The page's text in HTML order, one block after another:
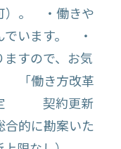
）。 ・働きや
でいます。 ・
すので、お気
「働き方改革
定 契約更新
合的に勘案いた